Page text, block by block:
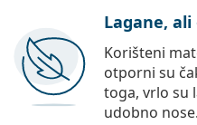
Lagane,
Korišteni
otporni su
toga, vrlo su
udobno nose.